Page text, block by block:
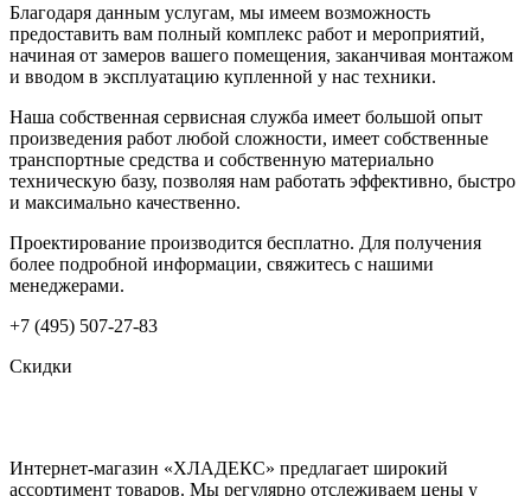
Благодаря данным услугам, мы имеем возможность
предоставить вам полный комплекс работ и мероприятий,
начиная от замеров вашего помещения, заканчивая монтажом
и вводом в эксплуатацию купленной у нас техники.
Наша собственная сервисная служба имеет большой опыт
произведения работ любой сложности, имеет собственные
транспортные средства и собственную материально
техническую базу, позволяя нам работать эффективно, быстро
и максимально качественно.
Проектирование производится бесплатно. Для получения
более подробной информации, свяжитесь с нашими
менеджерами.
+7 (495) 507-27-83
Скидки
Интернет-магазин «ХЛАДЕКС» предлагает широкий
ассортимент товаров. Мы регулярно отслеживаем цены у